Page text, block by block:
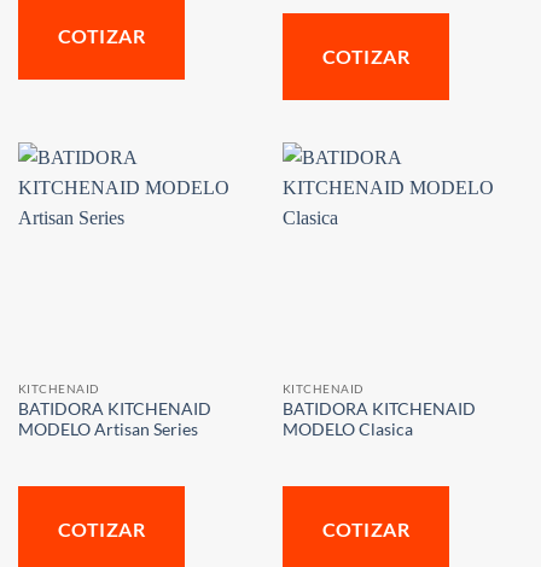
COTIZAR
COTIZAR
KITCHENAID
BATIDORA KITCHENAID
MODELO Artisan Series
COTIZAR
KITCHENAID
BATIDORA KITCHENAID
MODELO Clasica
COTIZAR